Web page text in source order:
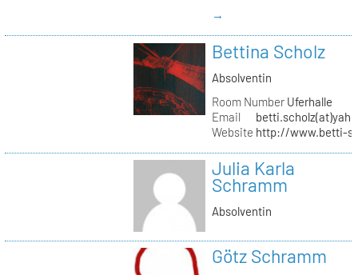
→
Bettina Scholz
Absolventin
Room NumberUferhalle
Email
Website http://www.betti-
Julia Karla
Schramm
Absolventin
Götz Schramm